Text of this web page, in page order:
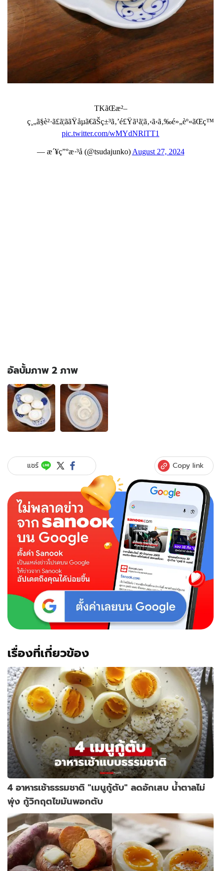
อัลบั้มภาพ 2 ภาพ
อัลบั้ม
ภาพ
ภาพ
ของ
สาว
ผ่า
ต้ม
ตะลึง
แดง
ขาว"
รสชาติ
อร่อย
เผย
ที่ไหน-
เป็น
แบบ
แชร์ Copy link
เรื่องที่เกี่ยวข้อง
4 อาหารเช้าธรรมชาติ "เมนูกู้ตับ" ลดอักเสบ น้ำตาลไม่
พุ่ง กู้วิกฤตไขมันพอกตับ